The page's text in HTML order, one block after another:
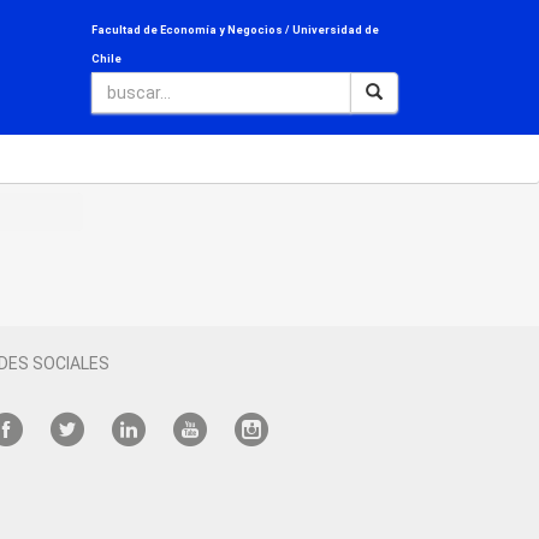
Facultad de Economía y Negocios / Universidad de
Chile
SOCIALES